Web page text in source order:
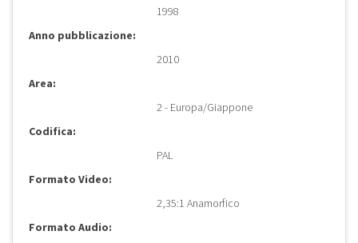
1998
Anno pubblicazione:
2010
Area:
2 - Europa/Giappone
Codifica:
PAL
Formato Video:
2,35:1 Anamorfico
Formato Audio: